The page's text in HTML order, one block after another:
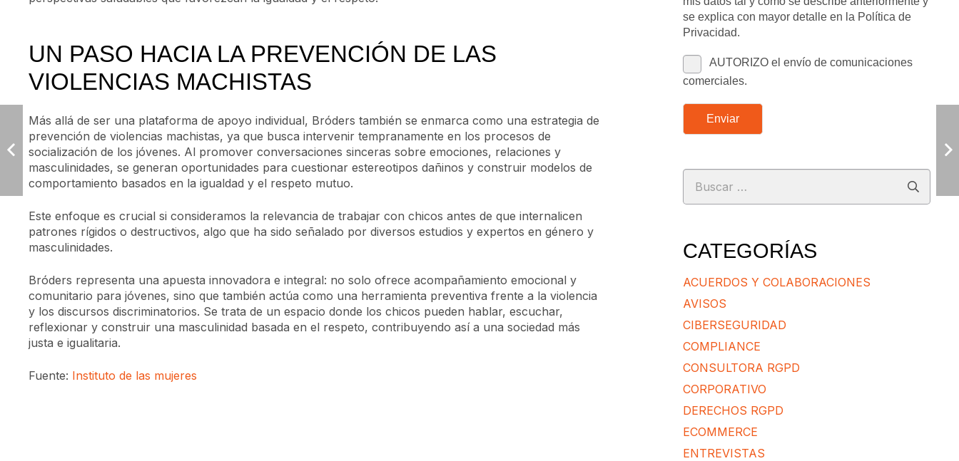
UN PASO HACIA LA PREVENCIÓN DE LAS
VIOLENCIAS MACHISTAS
Más allá de ser una plataforma de apoyo individual, Bróders también se enmarca como una estrategia de
prevención de violencias machistas, ya que busca intervenir tempranamente en los procesos de
socialización de los jóvenes. Al promover conversaciones sinceras sobre emociones, relaciones y
masculinidades, se generan oportunidades para cuestionar estereotipos dañinos y construir modelos de
comportamiento basados en la igualdad y el respeto mutuo.
Este enfoque es crucial si consideramos la relevancia de trabajar con chicos antes de que internalicen
patrones rígidos o destructivos, algo que ha sido señalado por diversos estudios y expertos en género y
masculinidades.
Bróders representa una apuesta innovadora e integral: no solo ofrece acompañamiento emocional y
comunitario para jóvenes, sino que también actúa como una herramienta preventiva frente a la violencia
y los discursos discriminatorios. Se trata de un espacio donde los chicos pueden hablar, escuchar,
reflexionar y construir una masculinidad basada en el respeto, contribuyendo así a una sociedad más
justa e igualitaria.
Fuente: Instituto de las mujeres
se explica con mayor detalle en la Política de
Privacidad.
AUTORIZO el envío de comunicaciones
comerciales.
Enviar
Buscar:
CATEGORÍAS
ACUERDOS Y COLABORACIONES
AVISOS
CIBERSEGURIDAD
COMPLIANCE
CONSULTORA RGPD
CORPORATIVO
DERECHOS RGPD
ECOMMERCE
ENTREVISTAS